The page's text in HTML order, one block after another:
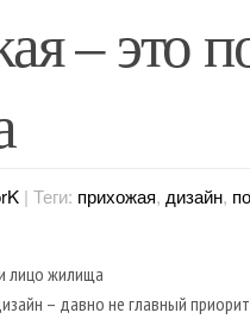
– это
| Теги: прихожая, дизайн,
– давно не главный